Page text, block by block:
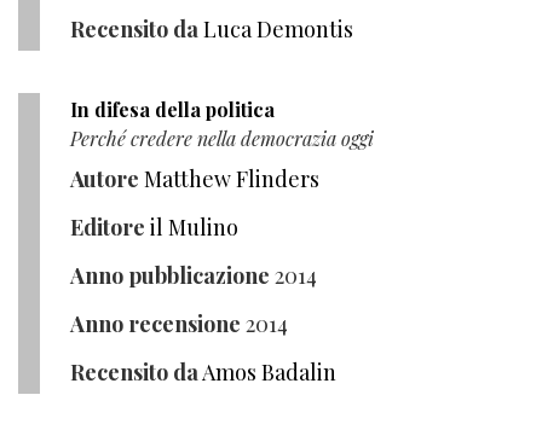
Recensito daLuca Demontis
In difesa della politica
Perché credere nella democrazia oggi
Autore Matthew Flinders
Editore il Mulino
Anno pubblicazione 2014
Anno recensione 2014
Recensito daAmos Badalin